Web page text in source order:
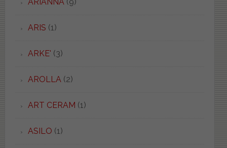
ARIS (1)
ARKE' (3)
AROLLA(2)
ART CERAM (1)
ASILO (1)